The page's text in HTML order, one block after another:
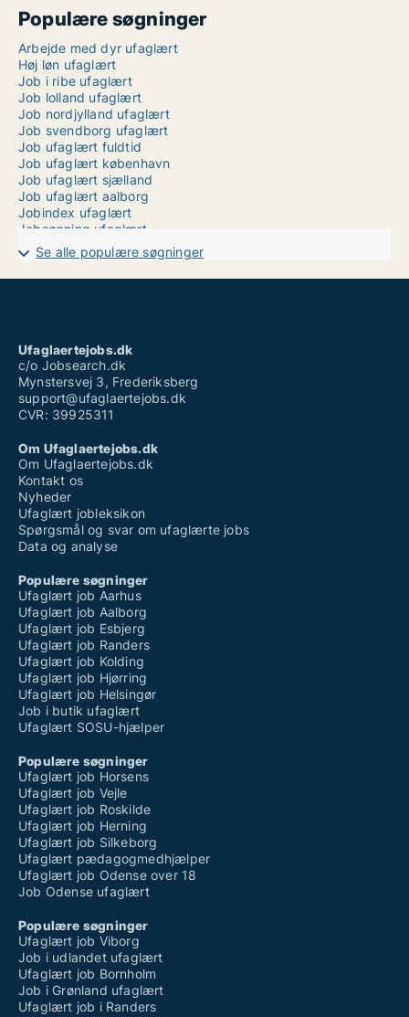
Populære søgninger
Arbejde med dyr ufaglært
Høj løn ufaglært
Job i ribe ufaglært
Job lolland ufaglært
Job nordjylland ufaglært
Job svendborg ufaglært
Job ufaglært fuldtid
Job ufaglært københavn
Job ufaglært sjælland
Job ufaglært aalborg
Jobindex ufaglært
Jobsøgning ufaglært
Lærervikar ufaglært
Powercare løn ufaglært
Ufaglært job albertslund
Ufaglært job i aalborg
Ufaglært kontorarbejde løn
Se alle populære søgninger
Ufaglaertejobs.dk
c/o Jobsearch.dk
Mynstersvej 3, Frederiksberg
support@ufaglaertejobs.dk
CVR: 39925311
Om Ufaglaertejobs.dk
Om Ufaglaertejobs.dk
Kontakt os
Nyheder
Ufaglært jobleksikon
Spørgsmål og svar om ufaglærte jobs
Data og analyse
Populære søgninger
Ufaglært job Aarhus
Ufaglært job Aalborg
Ufaglært job Esbjerg
Ufaglært job Randers
Ufaglært job Kolding
Ufaglært job Hjørring
Ufaglært job Helsingør
Job i butik ufaglært
Ufaglært SOSU-hjælper
Populære søgninger
Ufaglært job Horsens
Ufaglært job Vejle
Ufaglært job Roskilde
Ufaglært job Herning
Ufaglært job Silkeborg
Ufaglært pædagogmedhjælper
Ufaglært job Odense over 18
Job Odense ufaglært
Populære søgninger
Ufaglært job Viborg
Job i udlandet ufaglært
Ufaglært job Bornholm
Job i Grønland ufaglært
Ufaglært job i Randers